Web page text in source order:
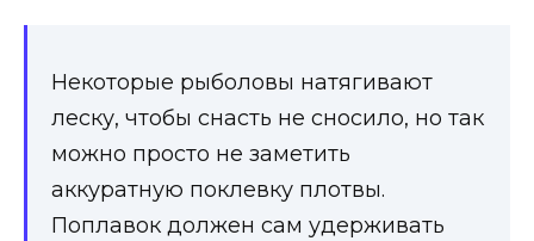
Некоторые рыболовы натягивают
леску, чтобы снасть не сносило, но так
можно просто не заметить
аккуратную поклевку плотвы.
Поплавок должен сам удерживать